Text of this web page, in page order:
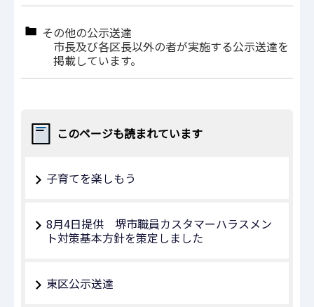
その他の公示送達
市長及び各区長以外の者が実施する公示送達を
掲載しています。
このページも読まれています
子育てを楽しもう
8月4日提供 堺市職員カスタマーハラスメン
ト対策基本方針を策定しました
東区公示送達